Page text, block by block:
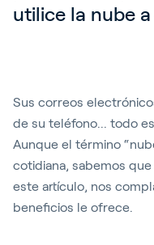
utilice la nube a
Sus correos
de su teléfono... todo
Aunque el término
cotidiana, sabemos
este artículo, nos
beneficios le ofrece.